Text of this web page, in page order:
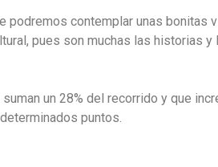
podremos contemplar unas bonitas
pues son muchas las historias y
suman un 28% del recorrido y que
puntos.